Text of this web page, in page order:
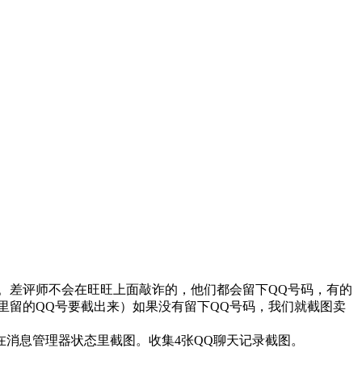
评师不会在旺旺上面敲诈的，他们都会留下QQ号码，有的
的QQ号要截出来）如果没有留下QQ号码，我们就截图卖
息管理器状态里截图。收集4张QQ聊天记录截图。